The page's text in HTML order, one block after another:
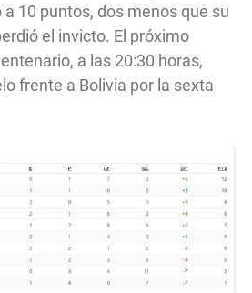
10 puntos, dos menos que su
el invicto. El próximo
a las 20:30 horas,
frente a Bolivia por la sexta